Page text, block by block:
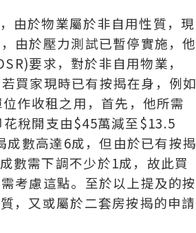
由於物業屬於非自用性質，現
由於壓力測試已暫停實施，他
要求，對於非自用物業，
買家現時已有按揭在身，例如
作收租之用，首先，他所需
稅開支由$45萬減至$13.5
數高達6成，但由於已有按揭
數需下調不少於1成，故此買
考慮這點。至於以上提及的按
，又或屬於二套房按揭的申請